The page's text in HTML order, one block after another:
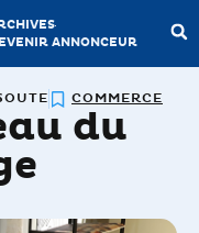
ANNONCEUR
COMMERCE
du